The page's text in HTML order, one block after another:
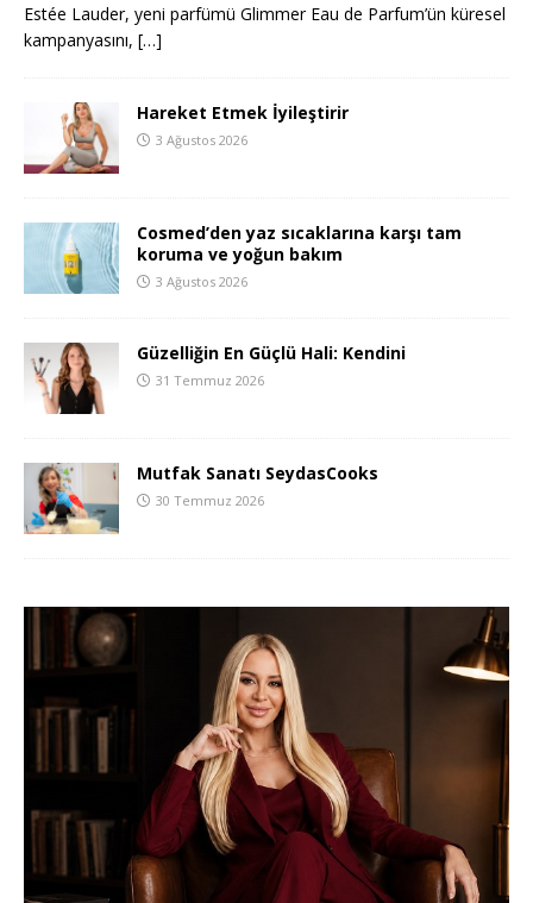
Estée Lauder, yeni parfümü Glimmer Eau de Parfum’ün küresel
kampanyasını, […]
Hareket Etmek İyileştirir
3 Ağustos 2026
Cosmed’den yaz sıcaklarına karşı tam
koruma ve yoğun bakım
3 Ağustos 2026
Güzelliğin En Güçlü Hali: Kendini
31 Temmuz 2026
Mutfak Sanatı SeydasCooks
30 Temmuz 2026